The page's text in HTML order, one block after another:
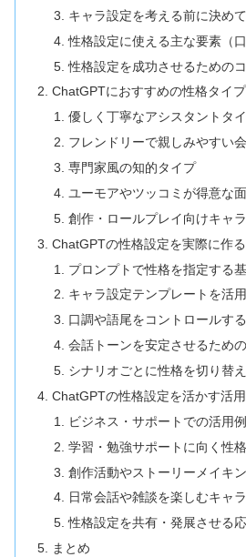
キャラ設定を考える前に決め
性格設定に使える主な要素（
性格設定を成功させるための
ChatGPTにおすすめの性格タイ
優しく丁寧なアシスタントタ
フレンドリーで親しみやすい
専門家風の知的タイプ
ユーモアやツッコミが得意な
創作・ロールプレイ向けキャ
ChatGPTの性格設定を実際に作
プロンプトで性格を指定する
キャラ設定テンプレートを活
口調や語尾をコントロールす
会話トーンを安定させるため
シナリオごとに性格を切り替
ChatGPTの性格設定を活かす活
ビジネス・サポートでの活用例
学習・勉強サポートに向く性
創作活動やストーリーメイキ
日常会話や雑談を楽しむキャ
性格設定を共有・発展させる
まとめ